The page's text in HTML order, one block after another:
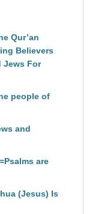
Qur’an
Believers
Jews For
people of
and
are
(Jesus) Is